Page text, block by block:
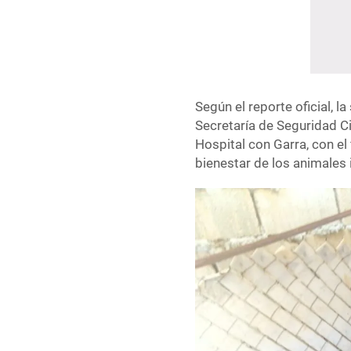
Según el reporte oficial,
Secretaría de Seguridad
Hospital con Garra, con
bienestar de los